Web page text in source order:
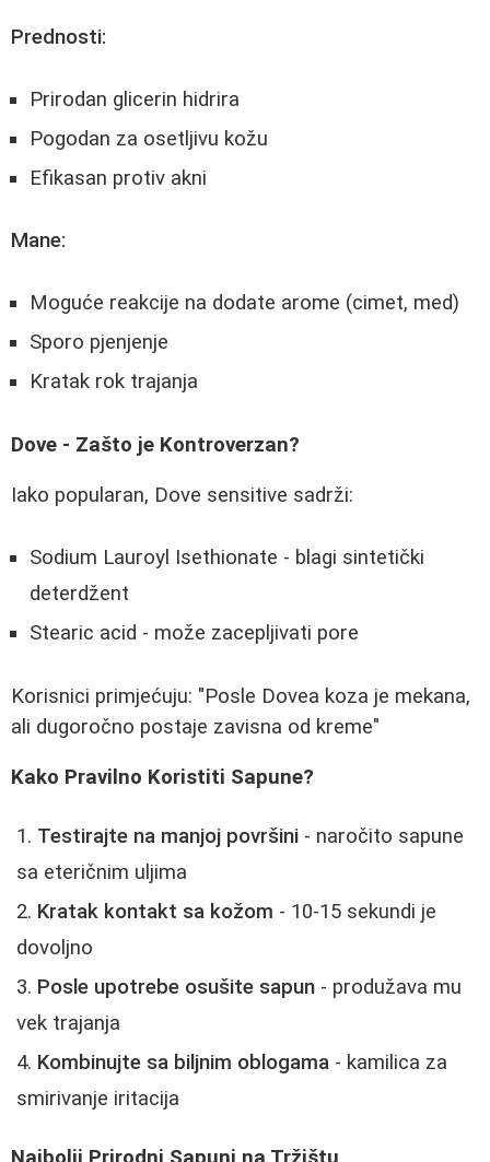
Prednosti:
Prirodan glicerin hidrira
Pogodan za osetljivu kožu
Efikasan protiv akni
Mane:
Moguće reakcije na dodate arome (cimet, med)
Sporo pjenjenje
Kratak rok trajanja
Dove - Zašto je Kontroverzan?
Iako popularan, Dove sensitive sadrži:
Sodium Lauroyl Isethionate - blagi sintetički
deterdžent
Stearic acid - može zacepljivati pore
Korisnici primjećuju: "Posle Dovea koza je mekana,
ali dugoročno postaje zavisna od kreme"
Kako Pravilno Koristiti Sapune?
Testirajte na manjoj površini - naročito sapune
sa eteričnim uljima
Kratak kontakt sa kožom - 10-15 sekundi je
dovoljno
Posle upotrebe osušite sapun - produžava mu
vek trajanja
Kombinujte sa biljnim oblogama - kamilica za
smirivanje iritacija